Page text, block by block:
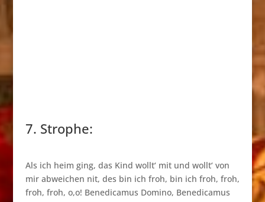
7. Strophe:
Als ich heim ging, das Kind wollt‘ mit und wollt‘ von
mir abweichen nit, des bin ich froh, bin ich froh, froh,
froh, froh, o,o! Benedicamus Domino, Benedicamus